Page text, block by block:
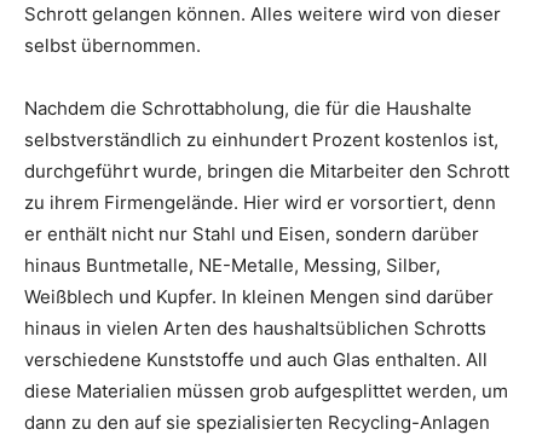
Schrott gelangen können. Alles weitere wird von dieser
selbst übernommen.
Nachdem die Schrottabholung, die für die Haushalte
selbstverständlich zu einhundert Prozent kostenlos ist,
durchgeführt wurde, bringen die Mitarbeiter den Schrott
zu ihrem Firmengelände. Hier wird er vorsortiert, denn
er enthält nicht nur Stahl und Eisen, sondern darüber
hinaus Buntmetalle, NE-Metalle, Messing, Silber,
Weißblech und Kupfer. In kleinen Mengen sind darüber
hinaus in vielen Arten des haushaltsüblichen Schrotts
verschiedene Kunststoffe und auch Glas enthalten. All
diese Materialien müssen grob aufgesplittet werden, um
dann zu den auf sie spezialisierten Recycling-Anlagen